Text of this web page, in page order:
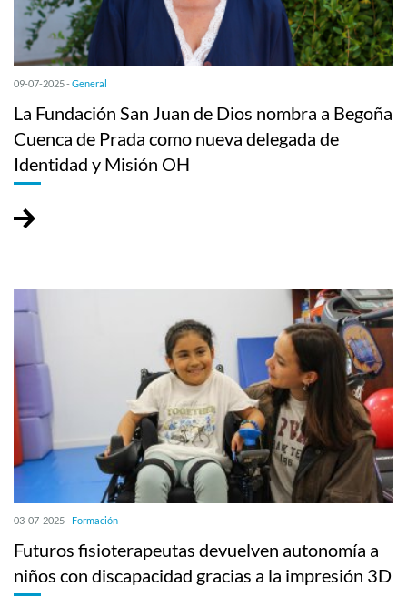
09-07-2025 -General
La Fundación San Juan de Dios nombra a Begoña
Cuenca de Prada como nueva delegada de
Identidad y Misión OH
03-07-2025 - Formación
Futuros fisioterapeutas devuelven autonomía a
niños con discapacidad gracias a la impresión 3D